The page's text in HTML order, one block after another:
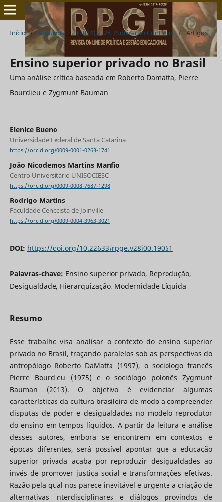
Início / Arquivos / (2024) v. 28, Publicação Contínua / Artigos
Ensino superior privado no Brasil
Uma análise crítica baseada em Roberto Damatta, Pierre
Bourdieu e Zygmunt Bauman
Elenice Bueno
Universidade Federal de Santa Catarina
https://orcid.org/0009-0001-0263-1741
João Nicodemos Martins Manfio
Centro Universitário UNISOCIESC
https://orcid.org/0009-0008-7687-1298
Rodrigo Martins
Faculdade Cenecista de Joinville
https://orcid.org/0009-0004-3963-3021
DOI: https://doi.org/10.22633/rpge.v28i00.19051
Palavras-chave: Ensino superior privado, Reprodução,
Desigualdade, Hierarquização, Modernidade Líquida
Resumo
Esse trabalho visa analisar o contexto do ensino superior
privado no Brasil, traçando paralelos sob as perspectivas do
antropólogo Roberto DaMatta (1997), o sociólogo francês
Pierre Bourdieu (1975) e o sociólogo polonês Zygmunt
Bauman (2013). O objetivo é evidenciar algumas
características da cultura brasileira de modo a compreender
disputas de poder e desigualdades no modelo reprodutor
do ensino em tempos líquidos. A partir da leitura e análise
desses autores, embora se encontrem em contextos e
épocas diferentes, será possível apontar que a educação
superior privada acaba por reproduzir desigualdades ao
invés de promover justiça social e transformações efetivas.
Razão pela qual nos parece inevitável e urgente a criação de
alternativas interdisciplinares e diálogos provindos de